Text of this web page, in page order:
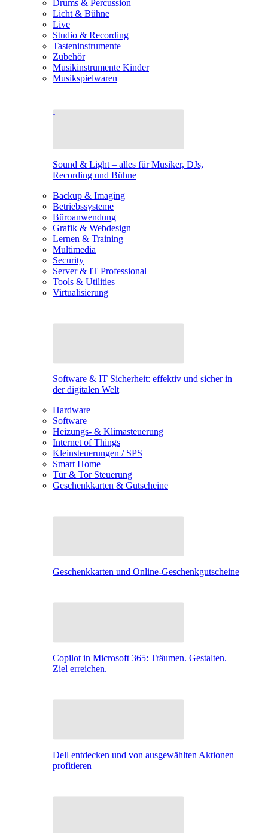
Drums & Percussion
Licht & Bühne
Live
Studio & Recording
Tasteninstrumente
Zubehör
Musikinstrumente Kinder
Musikspielwaren
Sound & Light – alles für Musiker, DJs,
Recording und Bühne
Backup & Imaging
Betriebssysteme
Büroanwendung
Grafik & Webdesign
Lernen & Training
Multimedia
Security
Server & IT Professional
Tools & Utilities
Virtualisierung
Software & IT Sicherheit: effektiv und sicher in
der digitalen Welt
Hardware
Software
Heizungs- & Klimasteuerung
Internet of Things
Kleinsteuerungen / SPS
Smart Home
Tür & Tor Steuerung
Geschenkkarten & Gutscheine
Geschenkkarten und Online-Geschenkgutscheine
Copilot in Microsoft 365: Träumen. Gestalten.
Ziel erreichen.
Dell entdecken und von ausgewählten Aktionen
profitieren